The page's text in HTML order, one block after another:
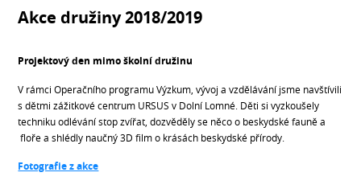
Akce družiny 2018/2019
Projektový den mimo školní družinu
V rámci Operačního programu Výzkum, vývoj a vzdělávání jsme navštívili
s dětmi zážitkové centrum URSUS v Dolní Lomné. Děti si vyzkoušely
techniku odlévání stop zvířat, dozvěděly se něco o beskydské fauně a
floře a shlédly naučný 3D film o krásách beskydské přírody.
Fotografie z akce